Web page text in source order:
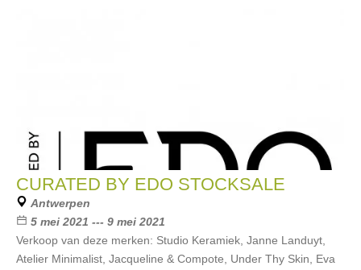
CURATED BY EDO STOCKSALE
Antwerpen
5 mei 2021 --- 9 mei 2021
Verkoop van deze merken: Studio Keramiek, Janne Landuyt,
Atelier Minimalist, Jacqueline & Compote, Under Thy Skin, Eva